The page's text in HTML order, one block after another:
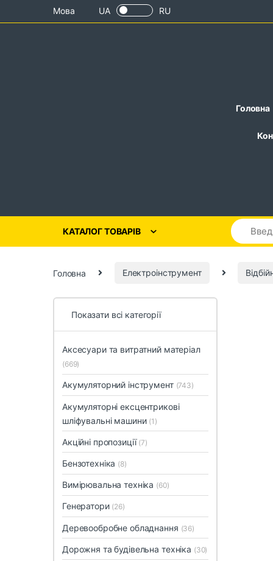
Skip to navigation
Skip to contentМова UA RU
Головна
КАТАЛОГ ТОВАРІВ
Головна Електроінструмент
Показати всі категорії
Аксесуари та витратний матеріал
(669)
Акумуляторний інструмент (743)
Акумуляторні ексцентрикові
шліфувальні машини (1)
Акційні пропозиції (7)
Бензотехніка (8)
Вимірювальна техніка (60)
Генератори (26)
Деревообробне обладнання (36)
Дорожня та будівельна техніка (30)